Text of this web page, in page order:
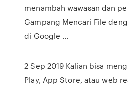
menambah wawasan dan
Gampang Mencari File
di Google ...
2 Sep 2019 Kalian bisa
Play, App Store, atau web